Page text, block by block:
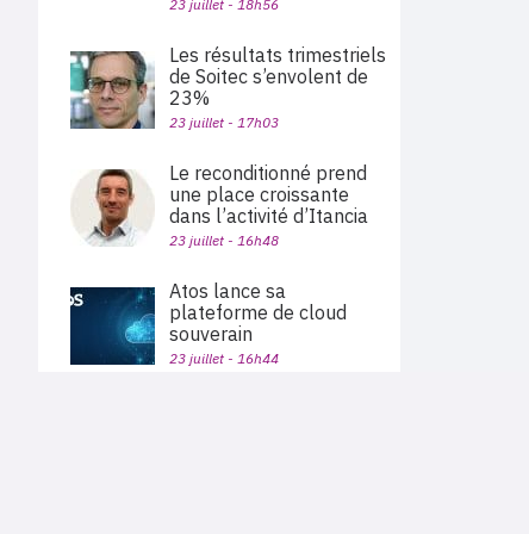
23 juillet - 18h56
Les résultats trimestriels
de Soitec s’envolent de
23%
23 juillet - 17h03
Le reconditionné prend
une place croissante
dans l’activité d’Itancia
23 juillet - 16h48
Atos lance sa
plateforme de cloud
souverain
23 juillet - 16h44